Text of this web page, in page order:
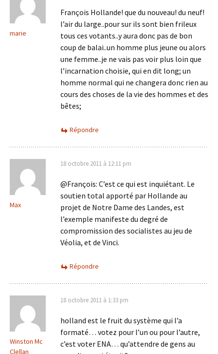
marie
François Hollande! que du nouveau! du neuf!
l’air du large..pour sur ils sont bien frileux
tous ces votants..y aura donc pas de bon
coup de balai..un homme plus jeune ou alors
une femme..je ne vais pas voir plus loin que
l’incarnation choisie, qui en dit long; un
homme normal qui ne changera donc rien au
cours des choses de la vie des hommes et des
bêtes;
Répondre
Max
18 octobre 2011 à 12:11 pm
@François: C’est ce qui est inquiétant. Le
soutien total apporté par Hollande au
projet de Notre Dame des Landes, est
l’exemple manifeste du degré de
compromission des socialistes au jeu de
Véolia, et de Vinci.
Répondre
Winston Mc
Clellan
18 octobre 2011 à 1:33 pm
holland est le fruit du système qui l’a
formaté… votez pour l’un ou pour l’autre,
c’est voter ENA… qu’attendre de gens au